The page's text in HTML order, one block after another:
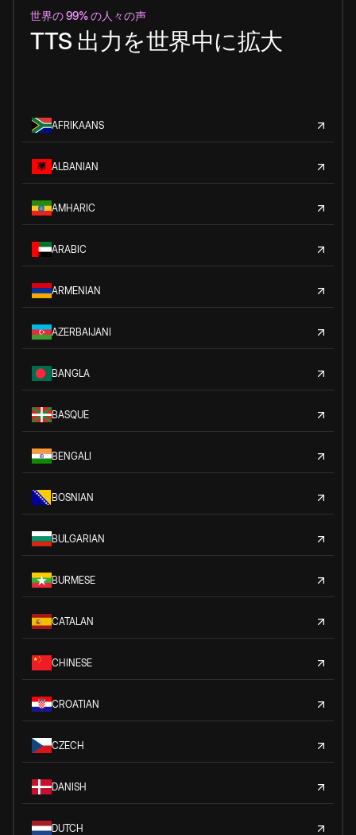
世界の 99% の人々の声
TTS 出力を世界中に拡大
AFRIKAANS
ALBANIAN
AMHARIC
ARABIC
ARMENIAN
AZERBAIJANI
BANGLA
BASQUE
BENGALI
BOSNIAN
BULGARIAN
BURMESE
CATALAN
CHINESE
CROATIAN
CZECH
DANISH
DUTCH